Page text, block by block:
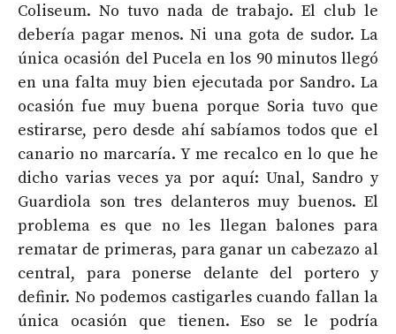
Coliseum. No tuvo nada de trabajo. El club le
debería pagar menos. Ni una gota de sudor. La
única ocasión del Pucela en los 90 minutos llegó
en una falta muy bien ejecutada por Sandro. La
ocasión fue muy buena porque Soria tuvo que
estirarse, pero desde ahí sabíamos todos que el
canario no marcaría. Y me recalco en lo que he
dicho varias veces ya por aquí: Unal, Sandro y
Guardiola son tres delanteros muy buenos. El
problema es que no les llegan balones para
rematar de primeras, para ganar un cabezazo al
central, para ponerse delante del portero y
definir. No podemos castigarles cuando fallan la
única ocasión que tienen. Eso se le podría